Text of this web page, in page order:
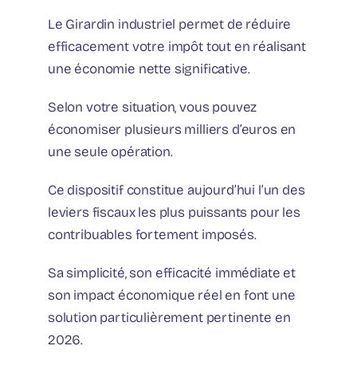
Le Girardin industriel permet de réduire
efficacement votre impôt tout en réalisant
une économie nette significative.
Selon votre situation, vous pouvez
économiser plusieurs milliers d’euros en
une seule opération.
Ce dispositif constitue aujourd’hui l’un des
leviers fiscaux les plus puissants pour les
contribuables fortement imposés.
Sa simplicité, son efficacité immédiate et
son impact économique réel en font une
solution particulièrement pertinente en
2026.